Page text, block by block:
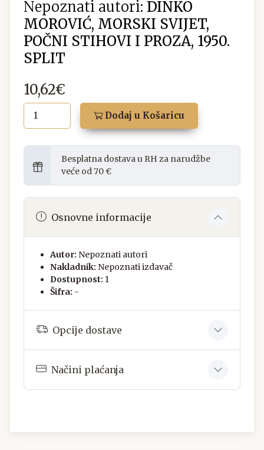
Nepoznati autori: DINKO
MOROVIĆ, MORSKI SVIJET,
POČNI STIHOVI I PROZA, 1950.
SPLIT
10,62€
Dodaj u Košaricu
Besplatna dostava u RH za narudžbe
veće od 70 €
Osnovne informacije
Autor: Nepoznati autori
Nakladnik: Nepoznati izdavač
Dostupnost: 1
Šifra: -
Opcije dostave
Načini plaćanja